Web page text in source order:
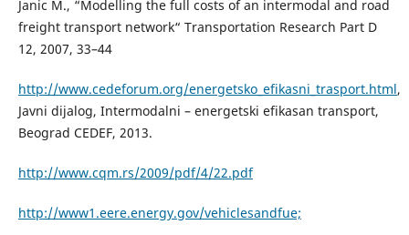
Janic M., “Modelling the full costs of an intermodal and road
freight transport network“ Transportation Research Part D
12, 2007, 33–44
http://www.cedeforum.org/energetsko_efikasni_trasport.html,
Javni dijalog, Intermodalni – energetski efikasan transport,
Beograd CEDEF, 2013.
http://www.cqm.rs/2009/pdf/4/22.pdf
http://www1.eere.energy.gov/vehiclesandfue;